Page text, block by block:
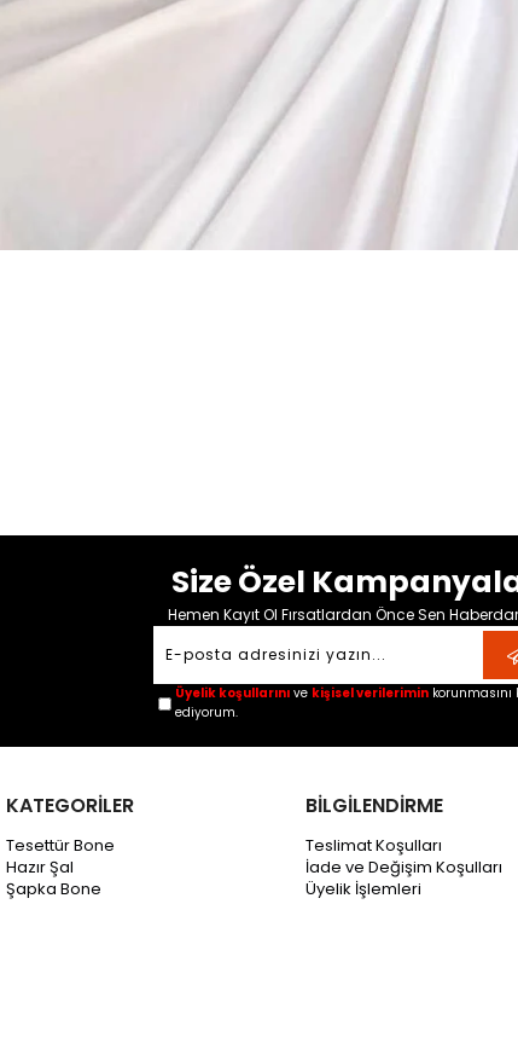
Size Özel
Hemen Kayıt Ol Fırsatlardan Önce Sen
Üyelik koşullarını ve kişisel verilerimin korunmasını
ediyorum.
KATEGORİLER
Tesettür Bone
Hazır Şal
Şapka Bone
BİLGİLENDİRME
Teslimat Koşulları
İade ve Değişim Koşulları
Üyelik İşlemleri